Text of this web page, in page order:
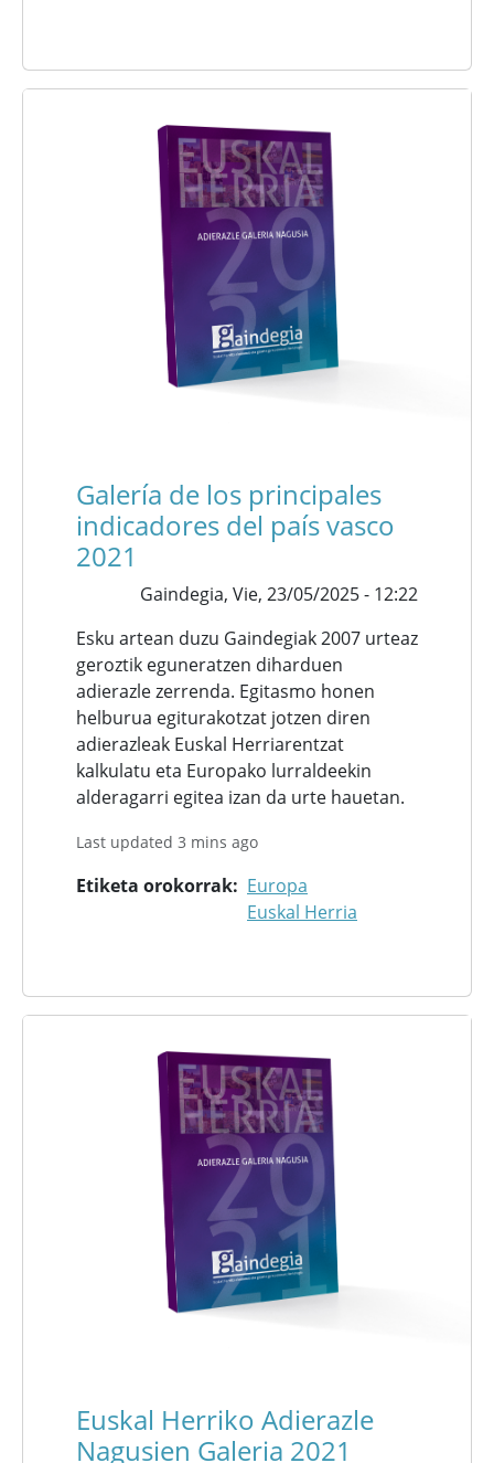
Galería de los principales
indicadores del país vasco
2021
Gaindegia, Vie, 23/05/2025 - 12:22
Esku artean duzu Gaindegiak 2007 urteaz
geroztik eguneratzen diharduen
adierazle zerrenda. Egitasmo honen
helburua egiturakotzat jotzen diren
adierazleak Euskal Herriarentzat
kalkulatu eta Europako lurraldeekin
alderagarri egitea izan da urte hauetan.
Last updated 3 mins ago
Etiketa orokorrak
Europa
Euskal Herria
Euskal Herriko Adierazle
Nagusien Galeria 2021